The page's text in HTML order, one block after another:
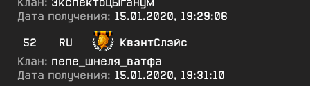
Дата получения: 15.01.2020, 19:29:06
52
RU
КвэнтСлэйс
Клан: пепе_шнеля_ватфа
Дата получения: 15.01.2020, 19:31:10